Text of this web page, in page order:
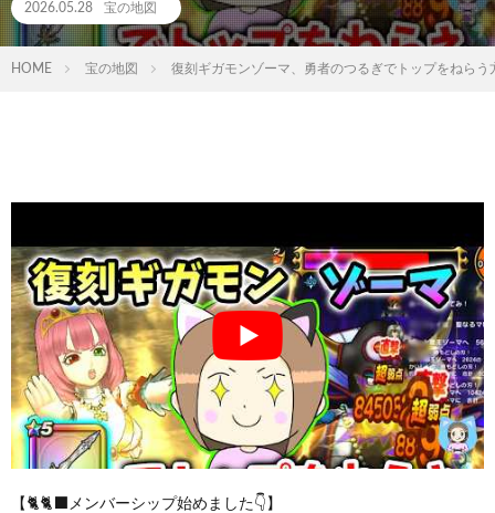
2026.05.28 宝の地図
HOME 宝の地図 復刻ギガモンゾーマ、勇者のつるぎでトップをねら
【🐈🐈‍⬛メンバーシップ始めました👇】